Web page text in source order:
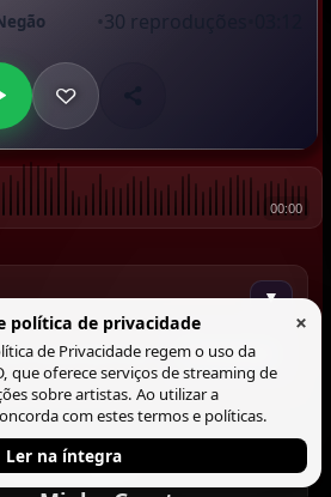
•30 reproduções
00:00
▼
Comentar
Tocando agora
política de privacidade ×
de Privacidade regem o uso da
que oferece serviços de streaming de
sobre artistas. Ao utilizar a
com estes termos e políticas.
Ler na íntegra